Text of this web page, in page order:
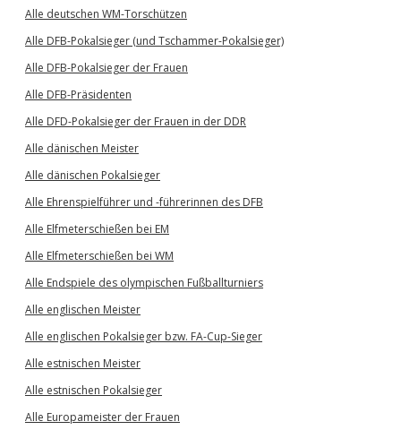
Alle deutschen WM-Torschützen
Alle DFB-Pokalsieger (und Tschammer-Pokalsieger)
Alle DFB-Pokalsieger der Frauen
Alle DFB-Präsidenten
Alle DFD-Pokalsieger der Frauen in der DDR
Alle dänischen Meister
Alle dänischen Pokalsieger
Alle Ehrenspielführer und -führerinnen des DFB
Alle Elfmeterschießen bei EM
Alle Elfmeterschießen bei WM
Alle Endspiele des olympischen Fußballturniers
Alle englischen Meister
Alle englischen Pokalsieger bzw. FA-Cup-Sieger
Alle estnischen Meister
Alle estnischen Pokalsieger
Alle Europameister der Frauen